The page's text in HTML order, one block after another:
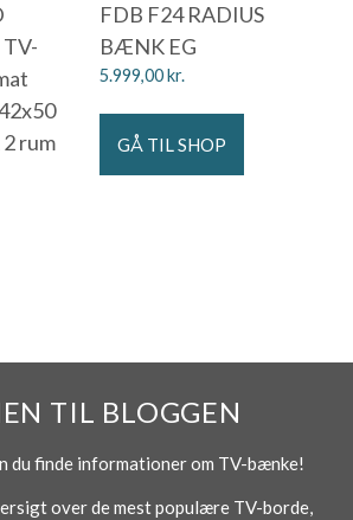
TV-
rum
FDB F24 RADIUS
BÆNK EG
5.999,00kr.
GÅ TIL SHOP
TIL BLOGGEN
du finde informationer om TV-bænke!
over de mest populære TV-borde,